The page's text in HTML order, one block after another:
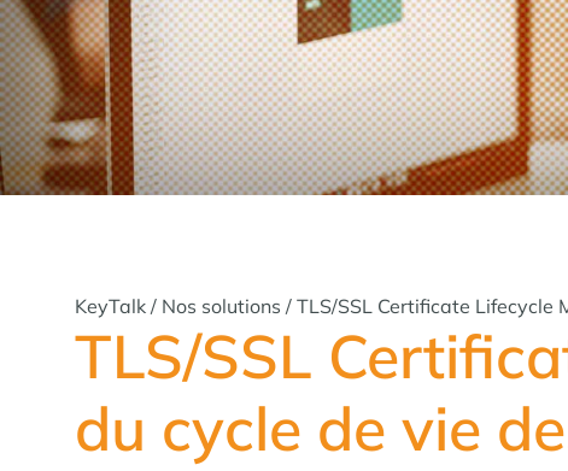
KeyTalk / Nos solutions /TLS/SSL Certificate Lifecycle
TLS/SSL
du cycle de vie